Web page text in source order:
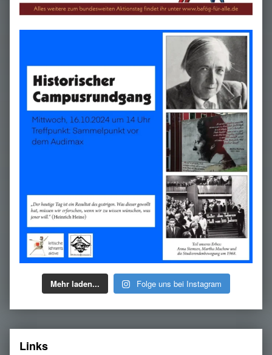
Mehr laden... Folge uns bei Instagram
Links